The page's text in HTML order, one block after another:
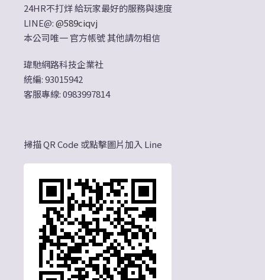
24HR不打烊 給玩家最好的服務與速度
LINE@:@589ciqvj
本公司唯一 官方帳號 其他請勿相信
瑋馳網路科技企業社
統編: 93015942
客服專線: 0983997814
掃描 QR Code 或點擊圖片加入 Line